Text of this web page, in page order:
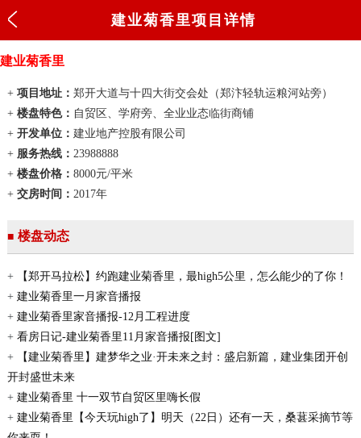
建业菊香里项目详情
建业菊香里
+ 项目地址： 郑开大道与十四大街交会处（郑汴轻轨运粮河站旁）
+ 楼盘特色： 自贸区、学府旁、全业业态临街商铺
+ 开发单位： 建业地产控股有限公司
+ 服务热线： 23988888
+ 楼盘价格： 8000元/平米
+ 交房时间： 2017年
■ 楼盘动态
+
【郑开马拉松】约跑建业菊香里，最high5公里，怎么能少的了你！
+ 建业菊香里一月家音播报
+ 建业菊香里家音播报-12月工程进度
+ 看房日记-建业菊香里11月家音播报[图文]
+
【建业菊香里】建梦华之业·开未来之封：盛启新篇，建业集团开创
开封盛世未来
+ 建业菊香里 十一双节自贸区里嗨长假
+ 建业菊香里【今天玩high了】明天（22日）还有一天，桑葚采摘节等